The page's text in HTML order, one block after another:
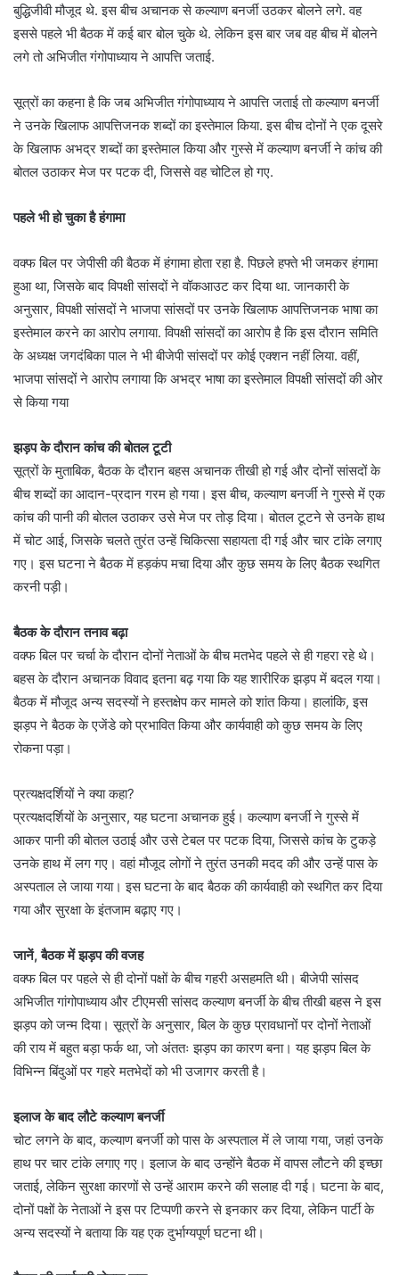
बुद्धिजीवी मौजूद थे. इस बीच अचानक से कल्याण बनर्जी उठकर बोलने लगे. वह
इससे पहले भी बैठक में कई बार बोल चुके थे. लेकिन इस बार जब वह बीच में बोलने
लगे तो अभिजीत गंगोपाध्याय ने आपत्ति जताई.
सूत्रों का कहना है कि जब अभिजीत गंगोपाध्याय ने आपत्ति जताई तो कल्याण बनर्जी
ने उनके खिलाफ आपत्तिजनक शब्दों का इस्तेमाल किया. इस बीच दोनों ने एक दूसरे
के खिलाफ अभद्र शब्दों का इस्तेमाल किया और गुस्से में कल्याण बनर्जी ने कांच की
बोतल उठाकर मेज पर पटक दी, जिससे वह चोटिल हो गए.
पहले भी हो चुका है हंगामा
वक्फ बिल पर जेपीसी की बैठक में हंगामा होता रहा है. पिछले हफ्ते भी जमकर हंगामा
हुआ था, जिसके बाद विपक्षी सांसदों ने वॉकआउट कर दिया था. जानकारी के
अनुसार, विपक्षी सांसदों ने भाजपा सांसदों पर उनके खिलाफ आपत्तिजनक भाषा का
इस्तेमाल करने का आरोप लगाया. विपक्षी सांसदों का आरोप है कि इस दौरान समिति
के अध्यक्ष जगदंबिका पाल ने भी बीजेपी सांसदों पर कोई एक्शन नहीं लिया. वहीं,
भाजपा सांसदों ने आरोप लगाया कि अभद्र भाषा का इस्तेमाल विपक्षी सांसदों की ओर
से किया गया
झड़प के दौरान कांच की बोतल टूटी
सूत्रों के मुताबिक, बैठक के दौरान बहस अचानक तीखी हो गई और दोनों सांसदों के
बीच शब्दों का आदान-प्रदान गरम हो गया। इस बीच, कल्याण बनर्जी ने गुस्से में एक
कांच की पानी की बोतल उठाकर उसे मेज पर तोड़ दिया। बोतल टूटने से उनके हाथ
में चोट आई, जिसके चलते तुरंत उन्हें चिकित्सा सहायता दी गई और चार टांके लगाए
गए। इस घटना ने बैठक में हड़कंप मचा दिया और कुछ समय के लिए बैठक स्थगित
करनी पड़ी।
बैठक के दौरान तनाव बढ़ा
वक्फ बिल पर चर्चा के दौरान दोनों नेताओं के बीच मतभेद पहले से ही गहरा रहे थे।
बहस के दौरान अचानक विवाद इतना बढ़ गया कि यह शारीरिक झड़प में बदल गया।
बैठक में मौजूद अन्य सदस्यों ने हस्तक्षेप कर मामले को शांत किया। हालांकि, इस
झड़प ने बैठक के एजेंडे को प्रभावित किया और कार्यवाही को कुछ समय के लिए
रोकना पड़ा।
प्रत्यक्षदर्शियों ने क्या कहा?
प्रत्यक्षदर्शियों के अनुसार, यह घटना अचानक हुई। कल्याण बनर्जी ने गुस्से में
आकर पानी की बोतल उठाई और उसे टेबल पर पटक दिया, जिससे कांच के टुकड़े
उनके हाथ में लग गए। वहां मौजूद लोगों ने तुरंत उनकी मदद की और उन्हें पास के
अस्पताल ले जाया गया। इस घटना के बाद बैठक की कार्यवाही को स्थगित कर दिया
गया और सुरक्षा के इंतजाम बढ़ाए गए।
जानें, बैठक में झड़प की वजह
वक्फ बिल पर पहले से ही दोनों पक्षों के बीच गहरी असहमति थी। बीजेपी सांसद
अभिजीत गांगोपाध्याय और टीएमसी सांसद कल्याण बनर्जी के बीच तीखी बहस ने इस
झड़प को जन्म दिया। सूत्रों के अनुसार, बिल के कुछ प्रावधानों पर दोनों नेताओं
की राय में बहुत बड़ा फर्क था, जो अंततः झड़प का कारण बना। यह झड़प बिल के
विभिन्न बिंदुओं पर गहरे मतभेदों को भी उजागर करती है।
इलाज के बाद लौटे कल्याण बनर्जी
चोट लगने के बाद, कल्याण बनर्जी को पास के अस्पताल में ले जाया गया, जहां उनके
हाथ पर चार टांके लगाए गए। इलाज के बाद उन्होंने बैठक में वापस लौटने की इच्छा
जताई, लेकिन सुरक्षा कारणों से उन्हें आराम करने की सलाह दी गई। घटना के बाद,
दोनों पक्षों के नेताओं ने इस पर टिप्पणी करने से इनकार कर दिया, लेकिन पार्टी के
अन्य सदस्यों ने बताया कि यह एक दुर्भाग्यपूर्ण घटना थी।